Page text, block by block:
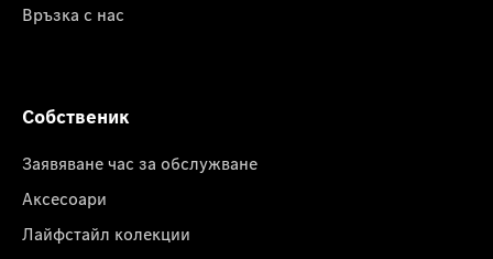
Връзка с нас
Собственик
Заявяване час за обслужване
Аксесоари
Лайфстайл колекции